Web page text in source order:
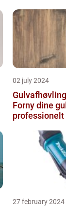
02 july 2024
Forny dine
professionelt
27 february 2024